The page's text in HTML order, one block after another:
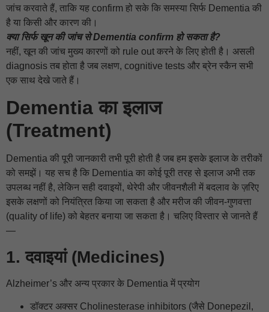
जांच करवाते हैं, ताकि यह confirm हो सके कि समस्या सिर्फ Dementia की
है या किसी और कारण की।
क्या सिर्फ खून की जांच से Dementia confirm हो सकता है?
नहीं, खून की जांच मुख्य कारणों को rule out करने के लिए होती है। असली
diagnosis तब होता है जब लक्षण, cognitive tests और ब्रेन स्कैन सभी
एक साथ देखे जाते हैं।
Dementia का इलाज
(Treatment)
Dementia की पूरी जानकारी तभी पूरी होती है जब हम इसके इलाज के तरीकों
को समझें। यह सच है कि Dementia का कोई पूरी तरह से इलाज अभी तक
उपलब्ध नहीं है, लेकिन सही दवाइयों, थेरेपी और जीवनशैली में बदलाव के ज़रिए
इसके लक्षणों को नियंत्रित किया जा सकता है और मरीज की जीवन-गुणवत्ता
(quality of life) को बेहतर बनाया जा सकता है। चलिए विस्तार से जानते हैं
—
1. दवाइयां (Medicines)
Alzheimer’s और अन्य प्रकार के Dementia में प्रयोग
डॉक्टर अक्सर Cholinesterase inhibitors (जैसे Donepezil,